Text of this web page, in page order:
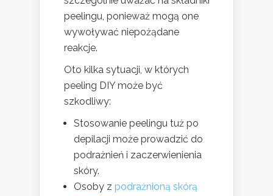
peelingu, ponieważ mogą one
wywoływać niepożądane
reakcje.
Oto kilka sytuacji, w których
peeling DIY może być
szkodliwy:
Stosowanie peelingu tuż po
depilacji może prowadzić do
podrażnień i zaczerwienienia
skóry.
Osoby z podrażnioną skórą